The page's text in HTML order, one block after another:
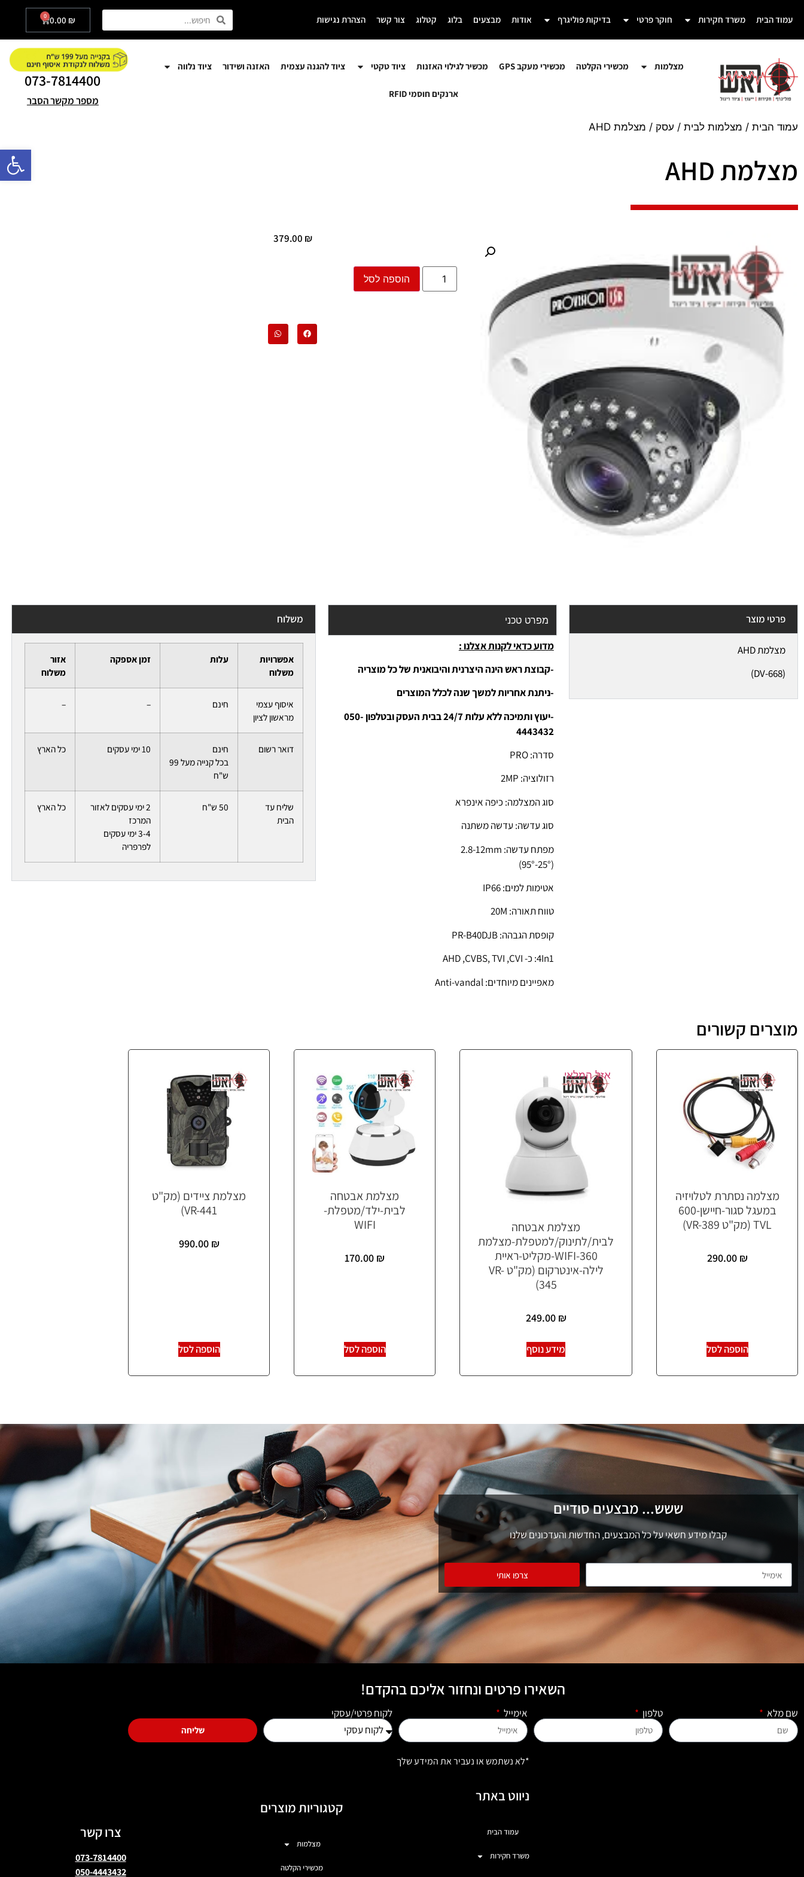
פתח
עמוד הבית משרד חקירות חוקר פרטי בדיקות פוליגרף אודות מבצעים בלוג קטלוג צור קשר הצהרת נגישות 0.00 ₪
0
מצלמות מכשירי הקלטה מכשירי מעקב GPS מכשיר לגילוי האזנות ציוד טקטי ציוד להגנה עצמית האזנה ושידור ציוד נלווה
ארנקים חוסמי RFID
073-7814400
מספר מקשר הסבר
עמוד הבית / מצלמות לבית / עסק / מצלמת AHD
מצלמת AHD
379.00 ₪
הוספה לסל
פרטי מוצר
מצלמת AHD
(DV-668)
מפרט טכני
מדוע כדאי לקנות אצלנו :
-קבוצת ראש הינה היצרנית והיבואנית של כל מוצריה
-ניתנת אחריות למשך שנה לכלל המוצרים
-יעוץ ותמיכה ללא עלות 24/7 בבית העסק ובטלפון 050-
4443432
סדרה: PRO
רזולוציה: 2MP
סוג המצלמה: כיפה אינפרא
סוג עדשה: עדשה משתנה
מפתח עדשה: 2.8-12mm
(25°-95°)
אטימות למים: IP66
טווח תאורה: 20M
קופסת הגבהה: PR-B40DJB
4In1: כ- AHD ,CVBS, TVI ,CVI
מאפיינים מיוחדים: Anti-vandal
משלוח
אפשרויות
משלוח
עלות זמן אספקה
אזור
משלוח
איסוף עצמי
מראשון לציון
חינם –
–
דואר רשום
חינם
בכל קנייה מעל 99
ש"ח
10 ימי עסקים כל הארץ
שליח עד
הבית
50 ש"ח
2 ימי עסקים לאזור
המרכז
3-4 ימי עסקים
לפרפריה
כל הארץ
מוצרים קשורים
מצלמה נסתרת לטלויזיה
במעגל סגור-חיישן-600
TVL (מק"ט VR-389)
290.00 ₪
הוספה לסל
אזל המלאי
מצלמת אבטחה
לבית/לתינוק/למטפלת-מצלמת
360-WIFI-מקליט-ראיית
לילה-אינטרקום (מק"ט VR-
345)
249.00 ₪
מידע נוסף
מצלמת אבטחה
לבית-ילד/מטפלת-
WIFI
170.00 ₪
הוספה לסל
מצלמת ציידים (מק"ט
VR-441)
990.00 ₪
הוספה לסל
ששש... מבצעים סודיים
קבלו מידע חשאי על כל המבצעים, החדשות והעדכונים שלנו
צרפו אותי
השאירו פרטים ונחזור אליכם בהקדם!
שם מלא טלפון אימייל לקוח פרטי/עסקי
שליחה
*לא נשתמש או נעביר את המידע שלך
ניווט באתר
עמוד הבית
משרד חקירות
קטגוריות מוצרים
מצלמות
מכשירי הקלטה
צרו קשר
073-7814400
050-4443432